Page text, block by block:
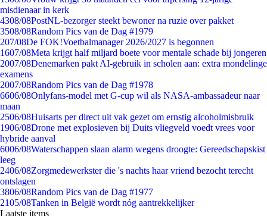
misdienaar in kerk
4308/08PostNL-bezorger steekt bewoner na ruzie over pakket
3508/08Random Pics van de Dag #1979
207/08De FOK!Voetbalmanager 2026/2027 is begonnen
1607/08Meta krijgt half miljard boete voor mentale schade bij jongeren
2007/08Denemarken pakt AI-gebruik in scholen aan: extra mondelinge
examens
2007/08Random Pics van de Dag #1978
6606/08Onlyfans-model met G-cup wil als NASA-ambassadeur naar
maan
2506/08Huisarts per direct uit vak gezet om ernstig alcoholmisbruik
1906/08Drone met explosieven bij Duits vliegveld voedt vrees voor
hybride aanval
6006/08Waterschappen slaan alarm wegens droogte: Gereedschapskist
leeg
2406/08Zorgmedewerkster die 's nachts haar vriend bezocht terecht
ontslagen
3806/08Random Pics van de Dag #1977
2105/08Tanken in België wordt nóg aantrekkelijker
Laatste items